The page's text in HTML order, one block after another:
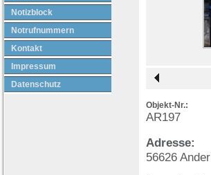
Notizblock
Notrufnummern
Kontakt
Impressum
Datenschutz
Objekt-Nr.:
AR197
Adresse:
56626